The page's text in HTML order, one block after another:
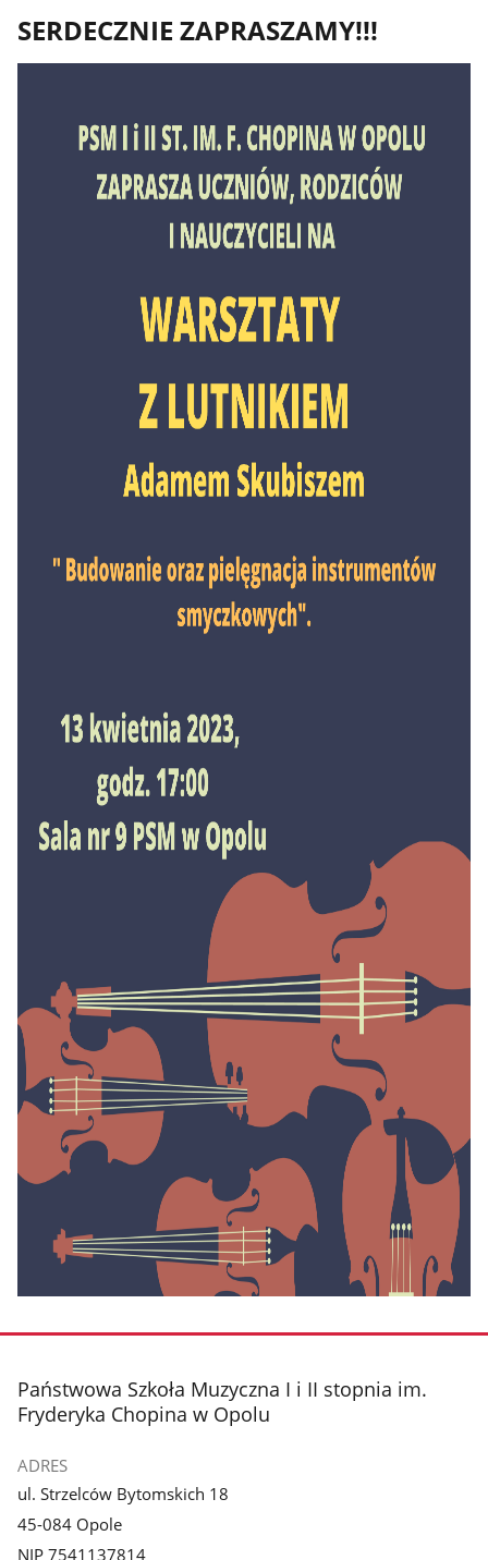
SERDECZNIE ZAPRASZAMY!!!
stopka
Państwowa Szkoła Muzyczna I i II stopnia im.
Fryderyka Chopina w Opolu
ADRES
ul. Strzelców Bytomskich 18
45-084 Opole
NIP 7541137814